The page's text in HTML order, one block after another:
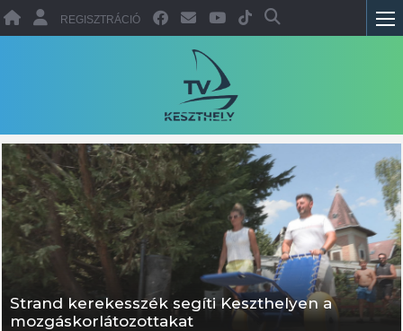
REGISZTRÁCIÓ
Strand kerekesszék segíti Keszthelyen a
mozgáskorlátozottakat